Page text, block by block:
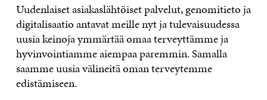
Uudenlaiset asiakaslähtöiset palvelut, genomitieto ja
digitalisaatio antavat meille nyt ja tulevaisuudessa
uusia keinoja ymmärtää omaa terveyttämme ja
hyvinvointiamme aiempaa paremmin. Samalla
saamme uusia välineitä oman terveytemme
edistämiseen.